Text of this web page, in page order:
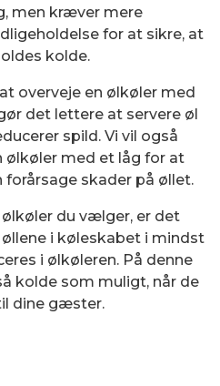
men kræver mere
for at sikre, at
kolde.
overveje en ølkøler med
det lettere at servere øl
spild. Vi vil også
ølkøler med et låg for at
forårsage skader på øllet.
du vælger, er det
i køleskabet i mindst
i ølkøleren. På denne
kolde som muligt, når de
dine gæster.